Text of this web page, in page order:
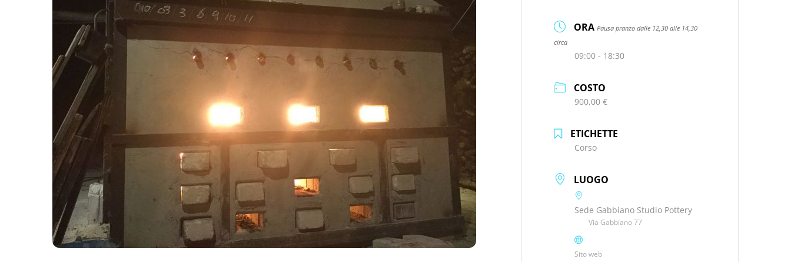
ORA Pausa pranzo dalle 12,30 alle 14,30
circa
09:00 - 18:30
COSTO
900,00 €
ETICHETTE
Corso
LUOGO
Sede Gabbiano Studio Pottery
Via Gabbiano 77
Sito web